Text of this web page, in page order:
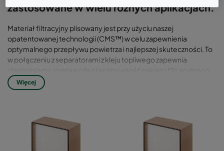
zastosowane w wielu różnych aplikacjach.
Materiał filtracyjny plisowany jest przy użyciu naszej
opatentowanej technologii (CMS™) w celu zapewnienia
optymalnego przepływu powietrza i najlepszej skuteczności. To
w połączeniu z separatorami z kleju topliwego zapewnia
równomierny rozstaw plis oraz sztywność pakietu filtracyjnego.
Za właściwe umocowanie pakietu w ramie i szczelność
odpowiada uszczelnienie poliuretanowe. Rama wykonana jest z
przecieków. Każdy filtr jest indywidualnie badany i
certyfikowany zgodnie z normą PN-EN 1822 z dołączonym skan
Więcej